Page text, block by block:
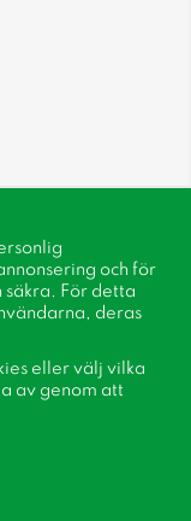
och för
För detta
deras
eller välj vilka
av genom att